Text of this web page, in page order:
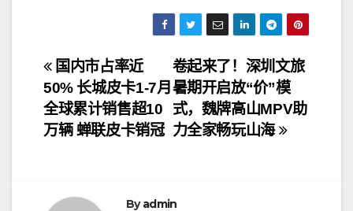
文
章
导
卷起来了！深圳文旅
暑期开启放“价”模
式，魏牌高山MPV助
力全家畅玩山海
国内市占率近
50% 长城皮卡1-7月
全球累计销售超10
万辆 蝉联皮卡销冠
Byadmin